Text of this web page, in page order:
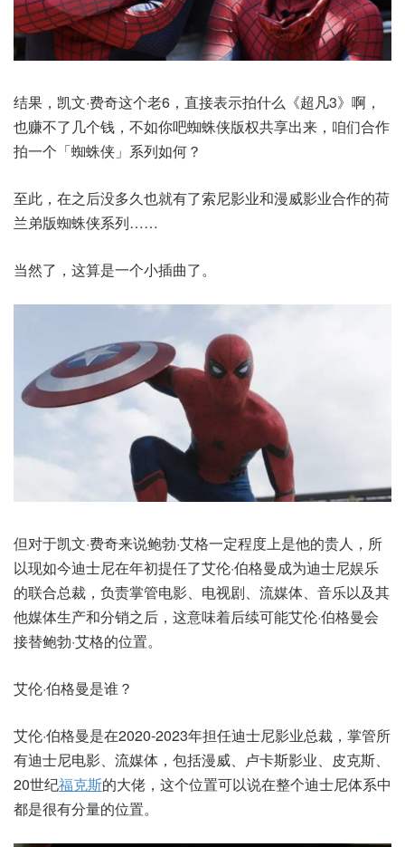
结果，凯文·费奇这个老6，直接表示拍什么《超凡3》啊，
也赚不了几个钱，不如你吧蜘蛛侠版权共享出来，咱们合作
拍一个「蜘蛛侠」系列如何？
至此，在之后没多久也就有了索尼影业和漫威影业合作的荷
兰弟版蜘蛛侠系列……
当然了，这算是一个小插曲了。
但对于凯文·费奇来说鲍勃·艾格一定程度上是他的贵人，所
以现如今迪士尼在年初提任了艾伦·伯格曼成为迪士尼娱乐
的联合总裁，负责掌管电影、电视剧、流媒体、音乐以及其
他媒体生产和分销之后，这意味着后续可能艾伦·伯格曼会
接替鲍勃·艾格的位置。
艾伦·伯格曼是谁？
艾伦·伯格曼是在2020-2023年担任迪士尼影业总裁，掌管所
有迪士尼电影、流媒体，包括漫威、卢卡斯影业、皮克斯、
20世纪福克斯的大佬，这个位置可以说在整个迪士尼体系中
都是很有分量的位置。